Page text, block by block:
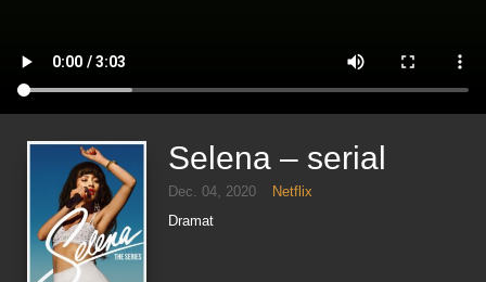
Selena – serial
Dec. 04, 2020
Netflix
Dramat